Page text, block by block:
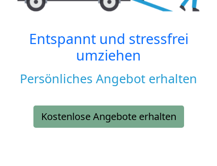
Entspannt und stressfrei
umziehen
Persönliches Angebot erhalten
Kostenlose Angebote erhalten